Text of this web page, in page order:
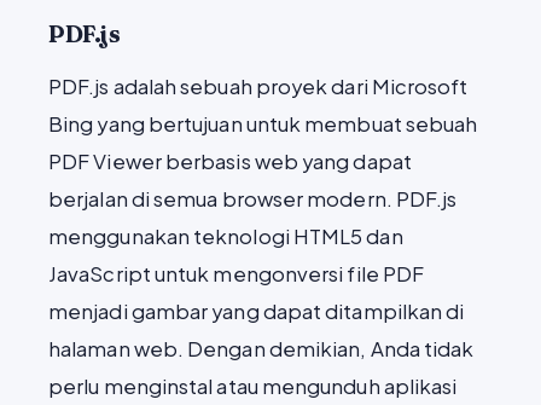
PDF.js
PDF.js adalah sebuah proyek dari Microsoft
Bing yang bertujuan untuk membuat sebuah
PDF Viewer berbasis web yang dapat
berjalan di semua browser modern. PDF.js
menggunakan teknologi HTML5 dan
JavaScript untuk mengonversi file PDF
menjadi gambar yang dapat ditampilkan di
halaman web. Dengan demikian, Anda tidak
perlu menginstal atau mengunduh aplikasi